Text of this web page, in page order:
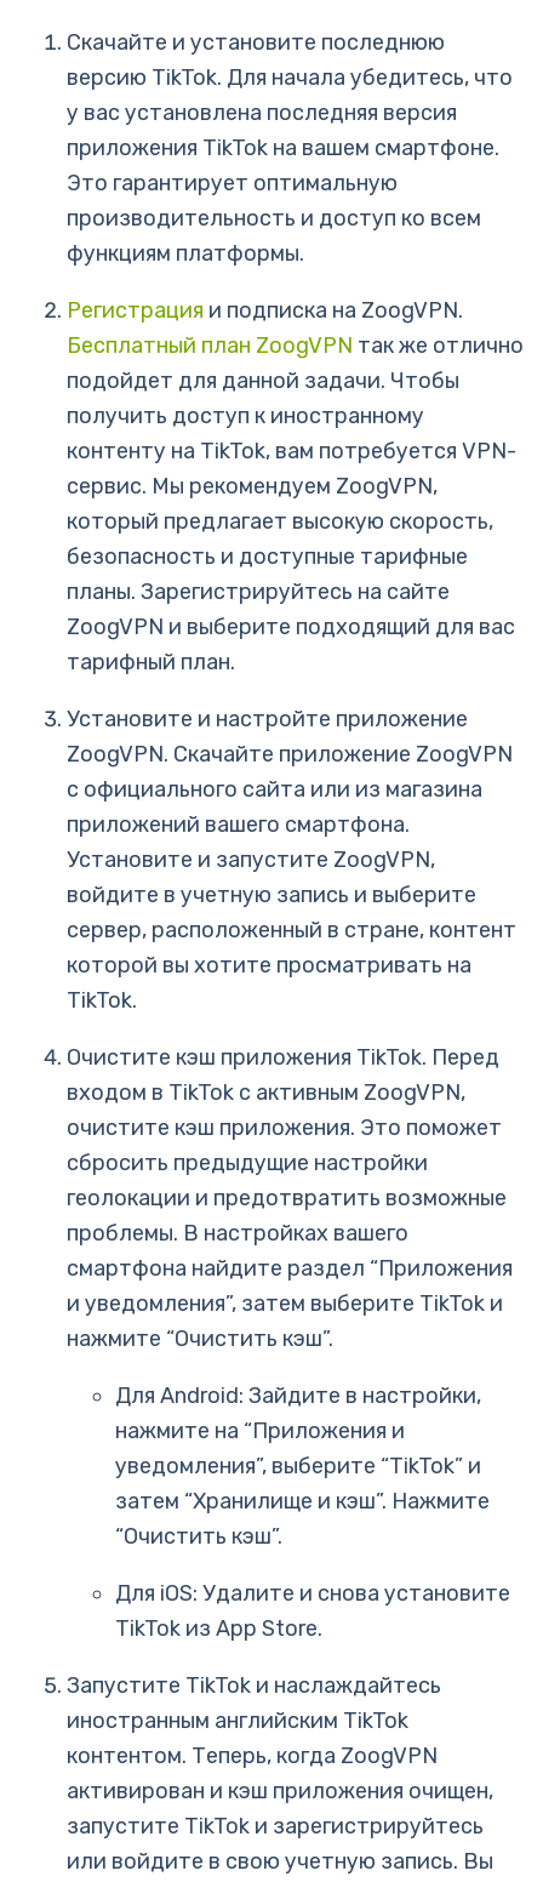
Скачайте и установите последнюю
версию TikTok. Для начала убедитесь, что
у вас установлена последняя версия
приложения TikTok на вашем смартфоне.
Это гарантирует оптимальную
производительность и доступ ко всем
функциям платформы.
Регистрация и подписка на ZoogVPN.
Бесплатный план ZoogVPN так же отлично
подойдет для данной задачи. Чтобы
получить доступ к иностранному
контенту на TikTok, вам потребуется VPN-
сервис. Мы рекомендуем ZoogVPN,
который предлагает высокую скорость,
безопасность и доступные тарифные
планы. Зарегистрируйтесь на сайте
ZoogVPN и выберите подходящий для вас
тарифный план.
Установите и настройте приложение
ZoogVPN. Скачайте приложение ZoogVPN
с официального сайта или из магазина
приложений вашего смартфона.
Установите и запустите ZoogVPN,
войдите в учетную запись и выберите
сервер, расположенный в стране, контент
которой вы хотите просматривать на
TikTok.
Очистите кэш приложения TikTok. Перед
входом в TikTok с активным ZoogVPN,
очистите кэш приложения. Это поможет
сбросить предыдущие настройки
геолокации и предотвратить возможные
проблемы. В настройках вашего
смартфона найдите раздел “Приложения
и уведомления”, затем выберите TikTok и
нажмите “Очистить кэш”.
Для Android: Зайдите в настройки,
нажмите на “Приложения и
уведомления”, выберите “TikTok” и
затем “Хранилище и кэш”. Нажмите
“Очистить кэш”.
Для iOS: Удалите и снова установите
TikTok из App Store.
Запустите TikTok и наслаждайтесь
иностранным английским TikTok
контентом. Теперь, когда ZoogVPN
активирован и кэш приложения очищен,
запустите TikTok и зарегистрируйтесь
или войдите в свою учетную запись. Вы